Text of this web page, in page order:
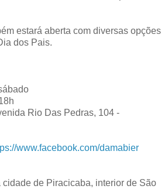
estará aberta com diversas opções
dos Pais.
Rio Das Pedras, 104 -
www.facebook.com/damabier
cidade de Piracicaba, interior de São